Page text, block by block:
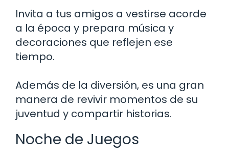
Invita a tus amigos a vestirse acorde
a la época y prepara música y
decoraciones que reflejen ese
tiempo.
Además de la diversión, es una gran
manera de revivir momentos de su
juventud y compartir historias.
Noche de Juegos